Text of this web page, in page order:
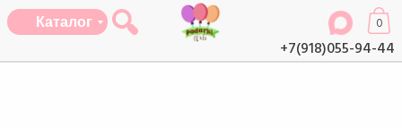
+7(918)055-94-44
0
Каталог